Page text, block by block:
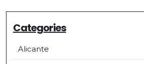
Categories
Alicante